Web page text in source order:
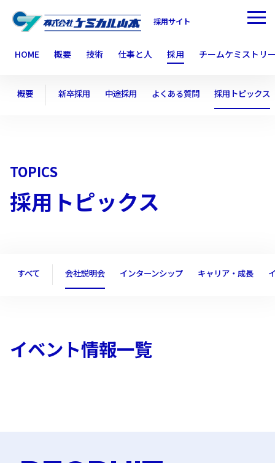
採用サイト
HOME 概要 技術 仕事と人 採用 チームケミストリ
概要 新卒採用 中途採用 よくある質問 採用トピックス
TOPICS
採用トピックス
すべて 会社説明会 インターンシップ キャリア・成長
イベント情報一覧
【2027卒向け】5月6
月の会社説明会のお知